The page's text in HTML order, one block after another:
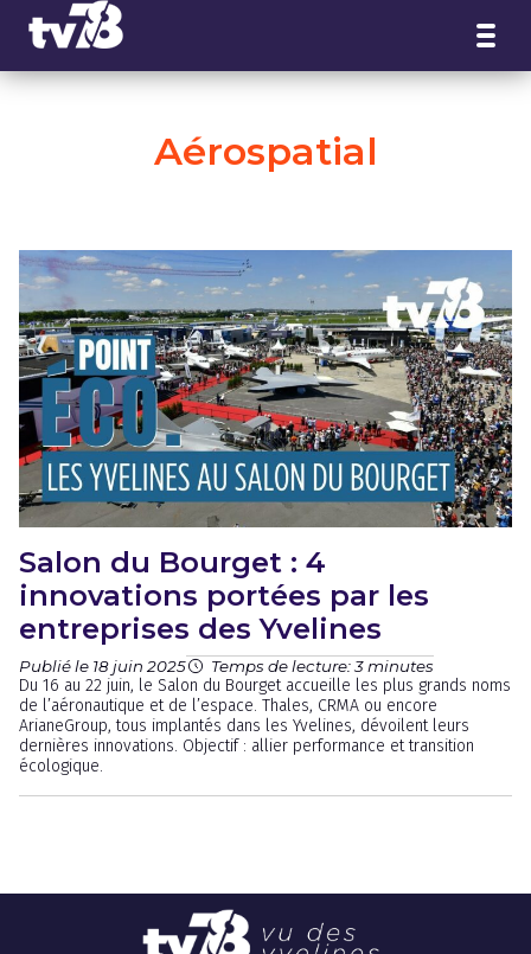
Aérospatial
Salon du Bourget : 4
innovations portées par les
entreprises des Yvelines
Publié le 18 juin 2025 Temps de lecture: 3 minutes
Du 16 au 22 juin, le Salon du Bourget accueille les plus grands noms
de l’aéronautique et de l’espace. Thales, CRMA ou encore
ArianeGroup, tous implantés dans les Yvelines, dévoilent leurs
dernières innovations. Objectif : allier performance et transition
écologique.
Panneau de gestion des cookies